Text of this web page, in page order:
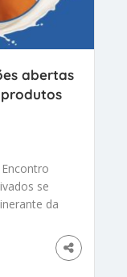
abertas
se
da
19ª edição